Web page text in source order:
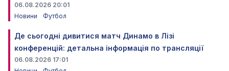
06.08.2026 20:01
Новини
Футбол
Де сьогодні дивитися матч Динамо в Лізі
конференцій: детальна інформація по трансляції
06.08.2026 17:01